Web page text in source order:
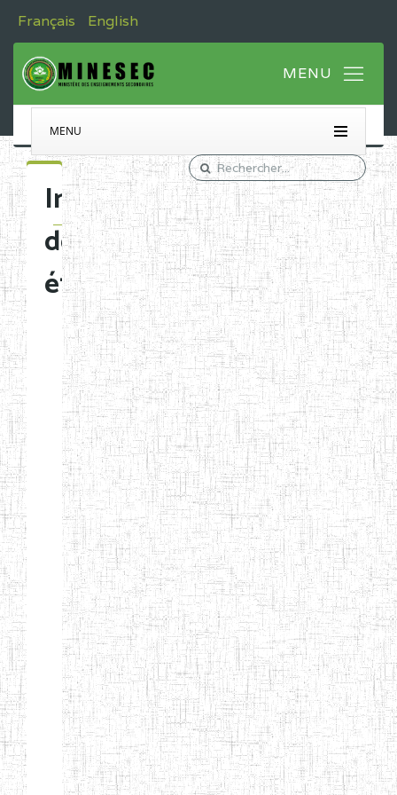
Français English
MENU
Immatriculation
des
établissements
Etablissements
d'enseignement
normal
ENI
Chercher:
Effacer les filtres
Denomination
Type